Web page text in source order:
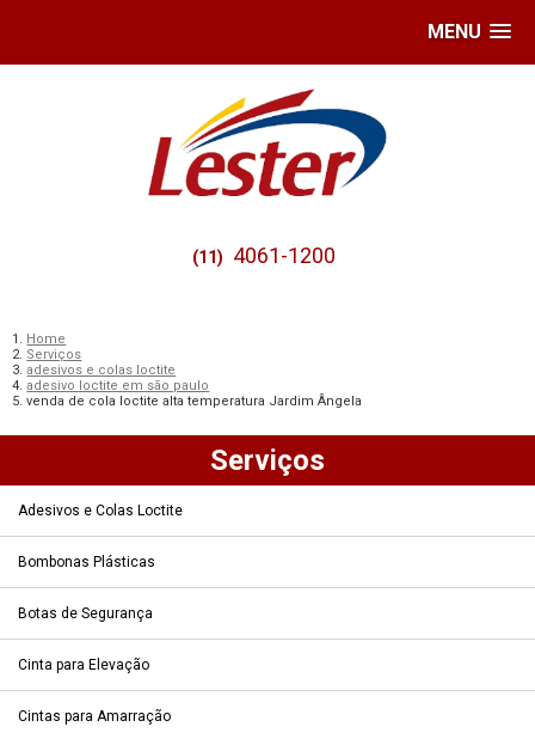
MENU
(11) 4061-1200
Home
Serviços
adesivos e colas loctite
adesivo loctite em são paulo
venda de cola loctite alta temperatura Jardim Ângela
Serviços
Adesivos e Colas Loctite
Bombonas Plásticas
Botas de Segurança
Cinta para Elevação
Cintas para Amarração